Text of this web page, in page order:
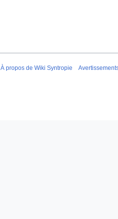
À propos de Wiki Syntropie